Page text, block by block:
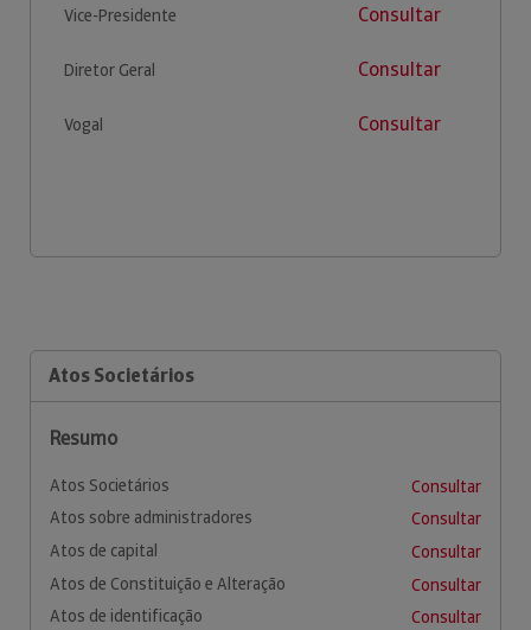
Vice-Presidente Consultar
Diretor Geral Consultar
Vogal Consultar
Atos Societários
Resumo
Atos Societários
Consultar
Atos sobre administradores
Consultar
Atos de capital
Consultar
Atos de Constituição e Alteração
Consultar
Atos de identificação
Consultar